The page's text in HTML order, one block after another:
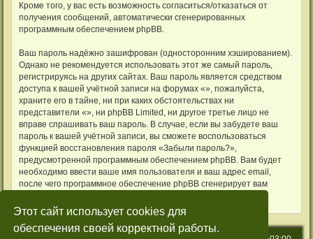
Этот сайт использует cookies для
обеспечения своей корректной работы.
Кроме того, у вас есть возможность согласиться/отказаться от
получения сообщений, автоматически сгенерированных
программным обеспечением phpBB.
Ваш пароль надёжно зашифрован (односторонним хэшированием).
Однако не рекомендуется использовать этот же самый пароль,
регистрируясь на других сайтах. Ваш пароль является средством
доступа к вашей учётной записи на форумах «», пожалуйста,
храните его в тайне, ни при каких обстоятельствах ни
представители «», ни phpBB Limited, ни другое третье лицо не
вправе спрашивать ваш пароль. В случае, если вы забудете ваш
пароль к вашей учётной записи, вы сможете воспользоваться
функцией восстановления пароля «Забыли пароль?»,
предусмотренной программным обеспечением phpBB. Вам будет
необходимо ввести ваше имя пользователя и ваш адрес email,
после чего программное обеспечение phpBB сгенерирует вам